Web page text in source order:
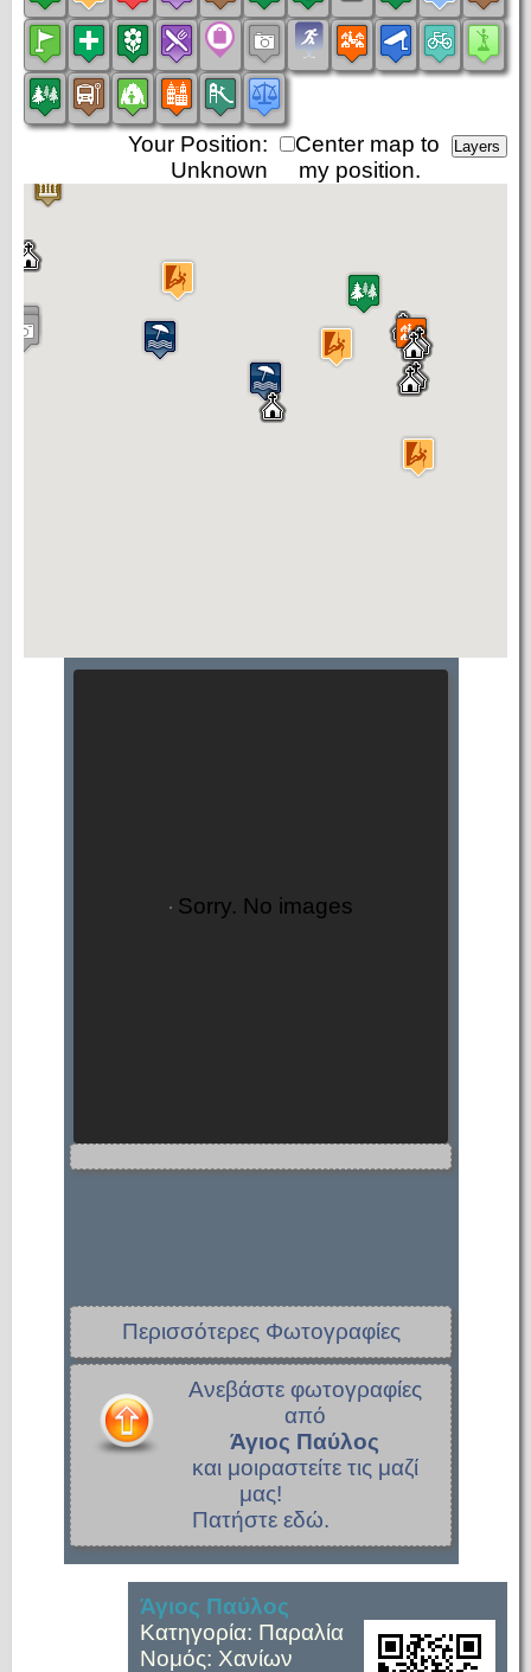
Center map to
my position.
Your Position:
Unknown
Sorry. No images
Περισσότερες Φωτογραφίες
Ανεβάστε φωτογραφίες
από
Άγιος Παύλος
και μοιραστείτε τις μαζί
μας!
Πατήστε εδώ.
Άγιος Παύλος
Κατηγορία: Παραλία
Νομός: Χανίων